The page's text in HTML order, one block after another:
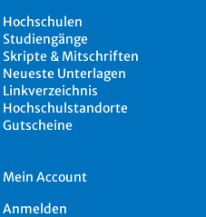
Hochschulen
Studiengänge
Skripte & Mitschriften
Neueste Unterlagen
Linkverzeichnis
Hochschulstandorte
Gutscheine
Mein Account
Anmelden